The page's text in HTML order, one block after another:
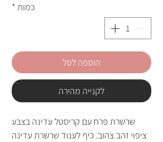
כמות *
הוספה לסל
לקנייה מהירה
שרשרת פרח עם קריסטל עדינה בצבע
ציפוי זהב צהוב. כיף לענוד שרשרת עדינה